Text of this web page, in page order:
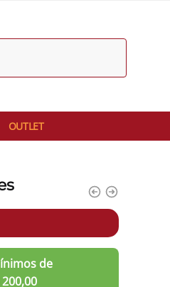
OUTLET